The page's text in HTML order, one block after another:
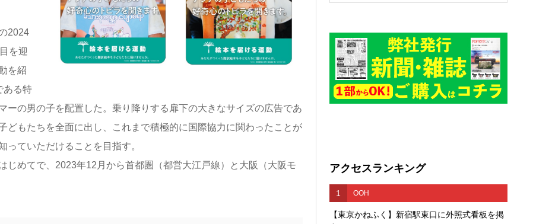
2024
を迎
を紹
ある特
ーの男の子を配置した。乗り降りする扉下の大きなサイズの広告であ
どもたちを全面に出し、これまで積極的に国際協力に関わったことが
っていただけることを目指す。
めてで、2023年12月から首都圏（都営大江戸線）と大阪（大阪モ
アクセスランキング
1 OOH
【東京かねふく】新宿駅東口に外照式看板を掲